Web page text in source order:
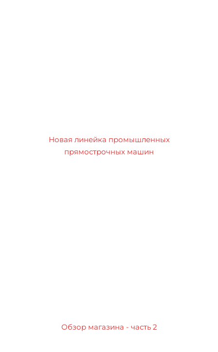
Новая линейка промышленных
прямострочных машин
Обзор магазина - часть 2